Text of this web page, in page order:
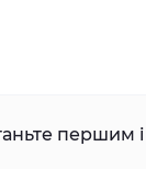
першим